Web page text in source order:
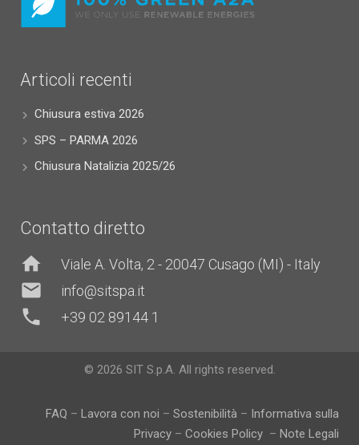
Articoli recenti
Chiusura estiva 2026
SPS – PARMA 2026
Chiusura Natalizia 2025/26
Contatto diretto
home Viale A. Volta, 2 - 20047 Cusago (MI) - Italy
mail info@sitspa.it
phone +39 02 89144 1
© 2026 SIT S.p.A. All rights reserved.
FAQ – Lavora con noi – Sostenibilità – Informativa sulla
Privacy – Cookies Policy – Note Legali